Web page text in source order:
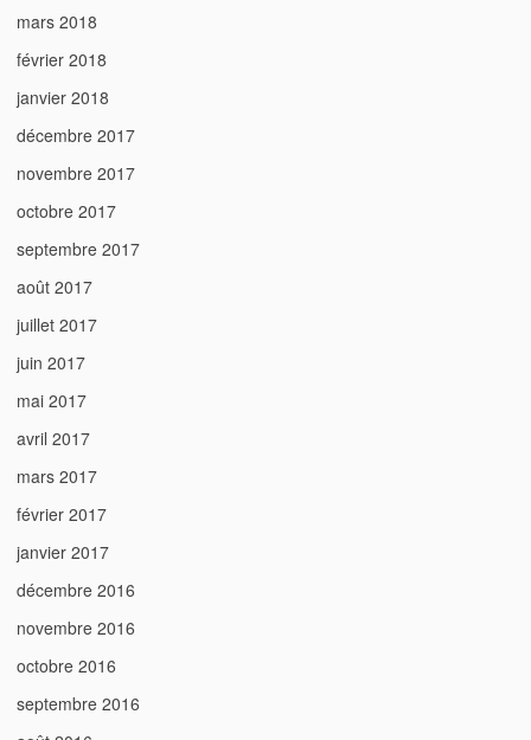
mars 2018
février 2018
janvier 2018
décembre 2017
novembre 2017
octobre 2017
septembre 2017
août 2017
juillet 2017
juin 2017
mai 2017
avril 2017
mars 2017
février 2017
janvier 2017
décembre 2016
novembre 2016
octobre 2016
septembre 2016